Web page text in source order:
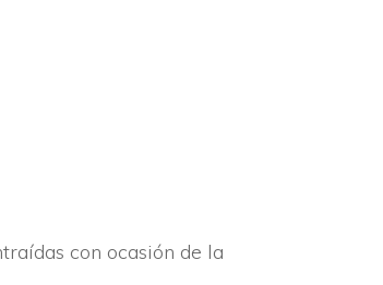
con ocasión de la